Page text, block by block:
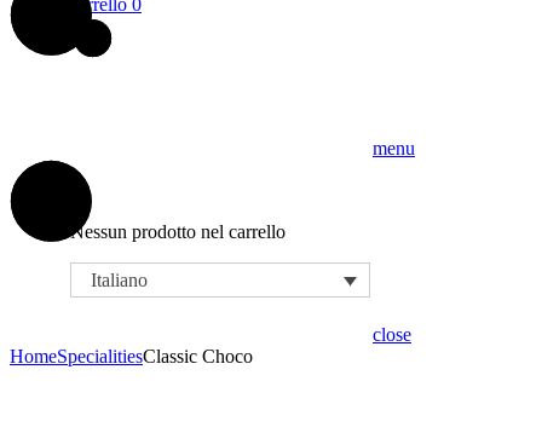
carrello 0
Nessun prodotto nel carrello
Italiano
menu
close
HomeSpecialitiesClassic Choco